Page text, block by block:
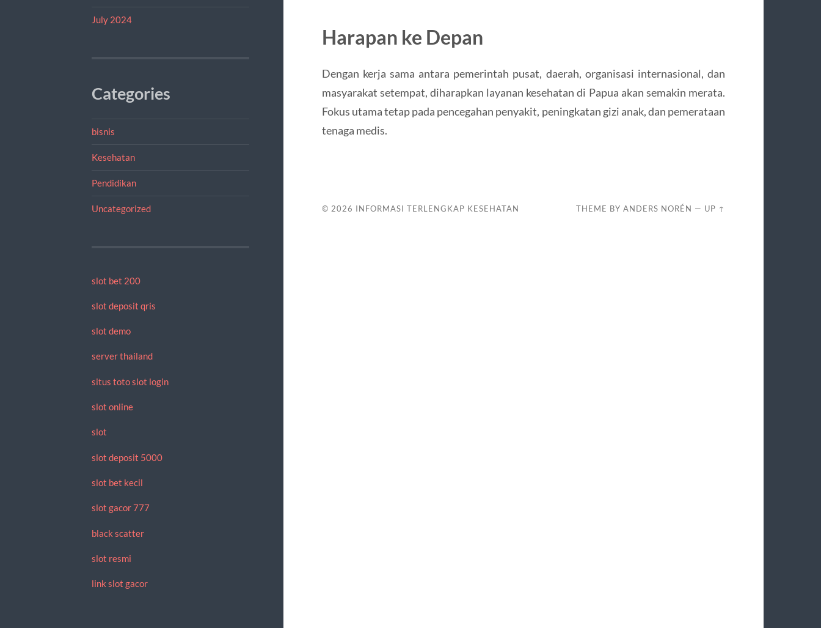
July 2024
Categories
bisnis
Kesehatan
Pendidikan
Uncategorized
slot bet 200
slot deposit qris
slot demo
server thailand
situs toto slot login
slot online
slot
slot deposit 5000
slot bet kecil
slot gacor 777
black scatter
slot resmi
link slot gacor
Harapan ke Depan
Dengan kerja sama antara pemerintah pusat, daerah, organisasi internasional, dan
masyarakat setempat, diharapkan layanan kesehatan di Papua akan semakin merata.
Fokus utama tetap pada pencegahan penyakit, peningkatan gizi anak, dan pemerataan
tenaga medis.
© 2026 INFORMASI TERLENGKAP KESEHATAN THEME BYANDERS NORÉN — UP ↑